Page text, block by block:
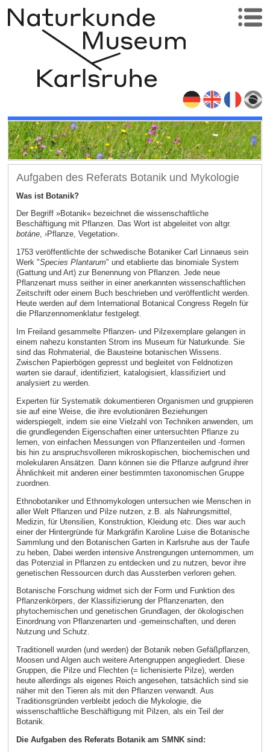
Aufgaben des Referats Botanik und Mykologie
Was ist Botanik?
Der Begriff »Botanik« bezeichnet die wissenschaftliche
Beschäftigung mit Pflanzen. Das Wort ist abgeleitet von altgr.
botáne, ›Pflanze, Vegetation‹.
1753 veröffentlichte der schwedische Botaniker Carl Linnaeus sein
Werk "Species Plantarum" und etablierte das binomiale System
(Gattung und Art) zur Benennung von Pflanzen. Jede neue
Pflanzenart muss seither in einer anerkannten wissenschaftlichen
Zeitschrift oder einem Buch beschrieben und veröffentlicht werden.
Heute werden auf dem International Botanical Congress Regeln für
die Pflanzennomenklatur festgelegt.
Im Freiland gesammelte Pflanzen- und Pilzexemplare gelangen in
einem nahezu konstanten Strom ins Museum für Naturkunde. Sie
sind das Rohmaterial, die Bausteine botanischen Wissens.
Zwischen Papierbögen gepresst und begleitet von Feldnotizen
warten sie darauf, identifiziert, katalogisiert, klassifiziert und
analysiert zu werden.
Experten für Systematik dokumentieren Organismen und gruppieren
sie auf eine Weise, die ihre evolutionären Beziehungen
widerspiegelt, indem sie eine Vielzahl von Techniken anwenden, um
die grundlegenden Eigenschaften einer untersuchten Pflanze zu
lernen, von einfachen Messungen von Pflanzenteilen und -formen
bis hin zu anspruchsvolleren mikroskopischen, biochemischen und
molekularen Ansätzen. Dann können sie die Pflanze aufgrund ihrer
Ähnlichkeit mit anderen einer bestimmten taxonomischen Gruppe
zuordnen.
Ethnobotaniker und Ethnomykologen untersuchen wie Menschen in
aller Welt Pflanzen und Pilze nutzen, z.B. als Nahrungsmittel,
Medizin, für Utensilien, Konstruktion, Kleidung etc. Dies war auch
einer der Hintergründe für Markgräfin Karoline Luise die Botanische
Sammlung und den Botanischen Garten in Karlsruhe aus der Taufe
zu heben, Dabei werden intensive Anstrengungen unternommen, um
das Potenzial in Pflanzen zu entdecken und zu nutzen, bevor ihre
genetischen Ressourcen durch das Aussterben verloren gehen.
Botanische Forschung widmet sich der Form und Funktion des
Pflanzenkörpers, der Klassifizierung der Pflanzenarten, den
phytochemischen und genetischen Grundlagen, der ökologischen
Einordnung von Pflanzenarten und -gemeinschaften, und deren
Nutzung und Schutz.
Traditionell wurden (und werden) der Botanik neben Gefäßpflanzen,
Moosen und Algen auch weitere Artengruppen angegliedert. Diese
Gruppen, die Pilze und Flechten (= lichenisierte Pilze), werden
heute allerdings als eigenes Reich angesehen, tatsächlich sind sie
näher mit den Tieren als mit den Pflanzen verwandt. Aus
Traditionsgründen verbleibt jedoch die Mykologie, die
wissenschaftliche Beschäftigung mit Pilzen, als ein Teil der
Botanik.
Die Aufgaben des Referats Botanik am SMNK sind: